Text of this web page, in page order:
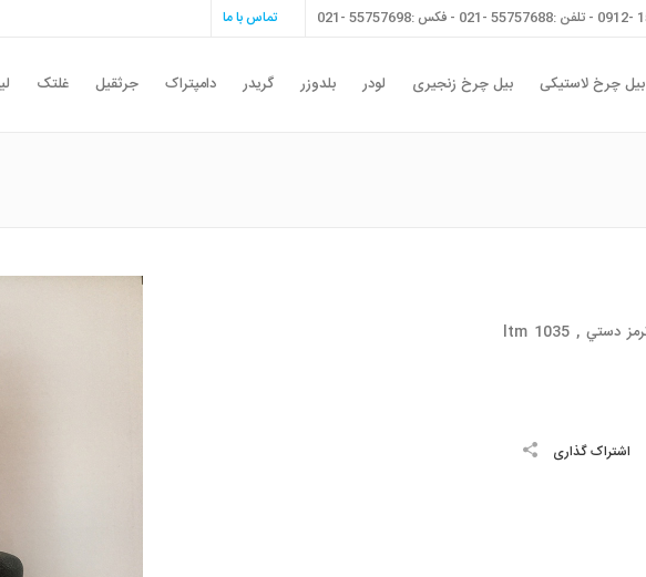
تماس با ما
غلتک جرثقیل دامپتراک گریدر بلدوزر لودر بیل چرخ زنجیری بیل چرخ لاستیکی
شير ترمز دستي جرثقيل ليبهر ، سوپاپ ترمز دستي ltm 1035 ,
اشتراک گذاری